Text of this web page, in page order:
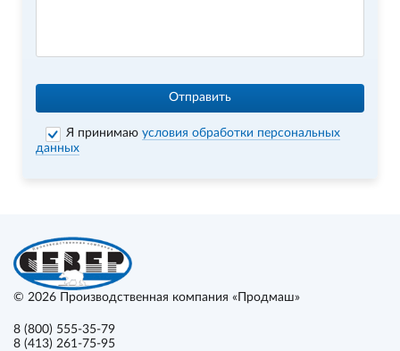
Отправить
Я принимаюусловия обработки персональных
данных
© 2026 Производственная компания «Продмаш»
8 (800) 555-35-79
8 (413) 261-75-95